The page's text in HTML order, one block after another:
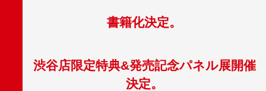
書籍化決定。
渋谷店限定特典&発売記念パネル展開催
決定。